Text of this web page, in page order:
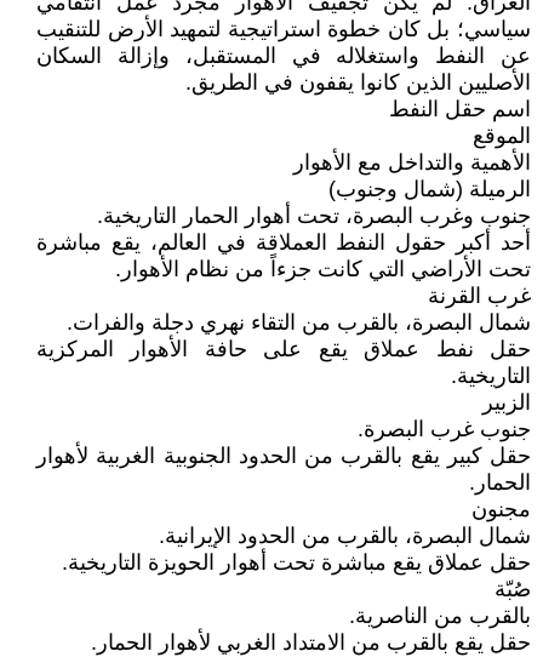
سياسي؛ بل كان خطوة استراتيجية لتمهيد الأرض للتنقيب
عن النفط واستغلاله في المستقبل، وإزالة السكان
الأصليين الذين كانوا يقفون في الطريق.
اسم حقل النفط
الموقع
الأهمية والتداخل مع الأهوار
الرميلة (شمال وجنوب)
جنوب وغرب البصرة، تحت أهوار الحمار التاريخية.
أحد أكبر حقول النفط العملاقة في العالم، يقع مباشرة
تحت الأراضي التي كانت جزءاً من نظام الأهوار.
غرب القرنة
شمال البصرة، بالقرب من التقاء نهري دجلة والفرات.
حقل نفط عملاق يقع على حافة الأهوار المركزية
التاريخية.
الزبير
جنوب غرب البصرة.
حقل كبير يقع بالقرب من الحدود الجنوبية الغربية لأهوار
الحمار.
مجنون
شمال البصرة، بالقرب من الحدود الإيرانية.
حقل عملاق يقع مباشرة تحت أهوار الحويزة التاريخية.
صُبّة
بالقرب من الناصرية.
حقل يقع بالقرب من الامتداد الغربي لأهوار الحمار.